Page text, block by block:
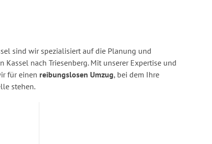
sind wir spezialisiert auf die Planung und
Kassel nach Triesenberg. Mit unserer Expertise und
für einen reibungslosen Umzug, bei dem Ihre
stehen.